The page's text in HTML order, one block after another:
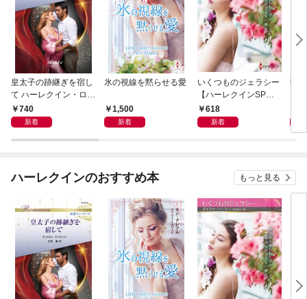
皇太子の跡継ぎを宿し
て ハーレクイン・ロマ
ンス～純潔のシンデレ
ラ～
740
新着
氷の視線を黙らせる愛
1,500
新着
いくつものジェラシー
【ハーレクインSP文
庫版】
618
新着
明
ン
ハーレクインのおすすめ本 もっと見る